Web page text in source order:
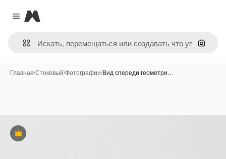
Close menu
Magnific
Поиск
Главная/Стоковый/Фотографии/Вид спереди геометри…
Премиум